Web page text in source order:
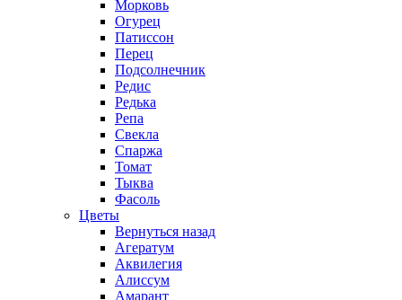
Морковь
Огурец
Патиссон
Перец
Подсолнечник
Редис
Редька
Репа
Свекла
Спаржа
Томат
Тыква
Фасоль
Цветы
Вернуться назад
Агератум
Аквилегия
Алиссум
Амарант